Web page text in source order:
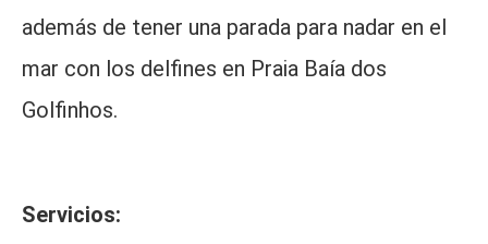
además de tener una parada para nadar en el
mar con los delfines en Praia Baía dos
Golfinhos.
Servicios: